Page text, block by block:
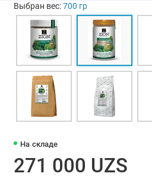
На складе
271 000 UZS
Выбран вес:700 гр